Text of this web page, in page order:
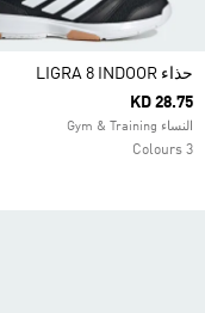
حذاء LIGRA 8 INDOOR
KD 28.75
النساء Gym & Training
3 Colours